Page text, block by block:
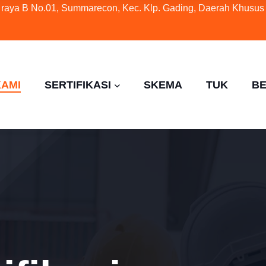
B No.01, Summarecon, Kec. Klp. Gading, Daerah
SERTIFIKASI SKEMA TUK